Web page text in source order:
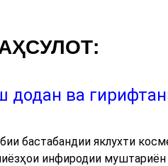
додан ва
бастабандии яклухти
инфиродии